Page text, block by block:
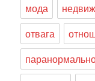
мода
отвага